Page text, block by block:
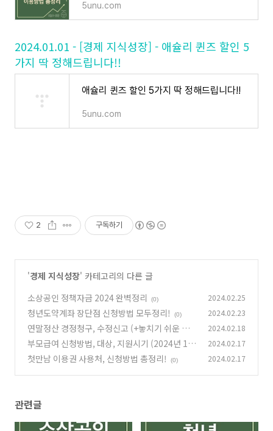
5unu.com
2024.01.01 - [경제 지식성장] - 애슐리 퀸즈 할인 5
가지 딱 정해드립니다!!
애슐리 퀸즈 할인 5가지 딱 정해드립니다!!
5unu.com
2 구독하기
'경제 지식성장' 카테고리의 다른 글
소상공인 정책자금 2024 완벽정리
(0) 2024.02.25
청년도약계좌 장단점 신청방법 모두정리! (0) 2024.02.23
연말정산 경정청구, 수정신고 (+놓치기 쉬운 공
제항목) 총정리! (0)
2024.02.18
부모급여 신청방법, 대상, 지원시기 (2024년 10
0만원!)
(0)
2024.02.17
첫만남 이용권 사용처, 신청방법 총정리! (0) 2024.02.17
관련글